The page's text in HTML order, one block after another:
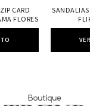
CARD
FLORES